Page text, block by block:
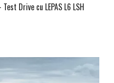
Drive cu LEPAS L6 LSH